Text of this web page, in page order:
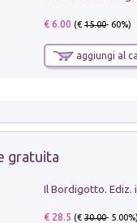
€ 6.00 (€15.00- 60%)
aggiungi al
gratuita
Il Bordigotto. Ediz.
€ 28.5 (€30.00- 5.00%)